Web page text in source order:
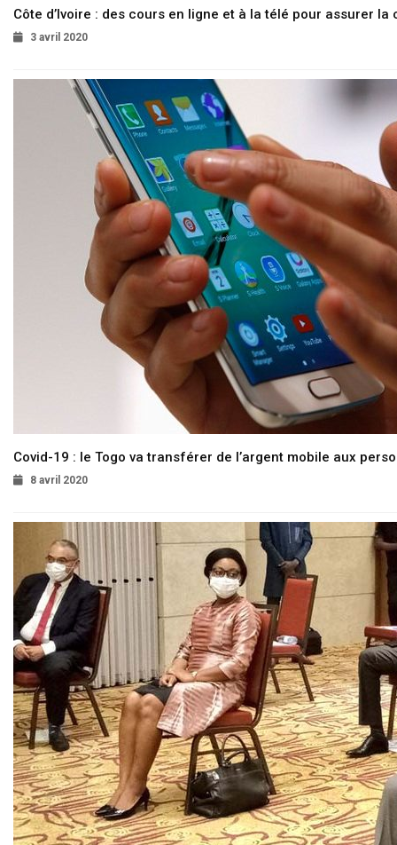
Côte d’Ivoire : des cours en ligne et à la télé pour assurer la
3 avril 2020
Covid-19 : le Togo va transférer de l’argent mobile aux
8 avril 2020